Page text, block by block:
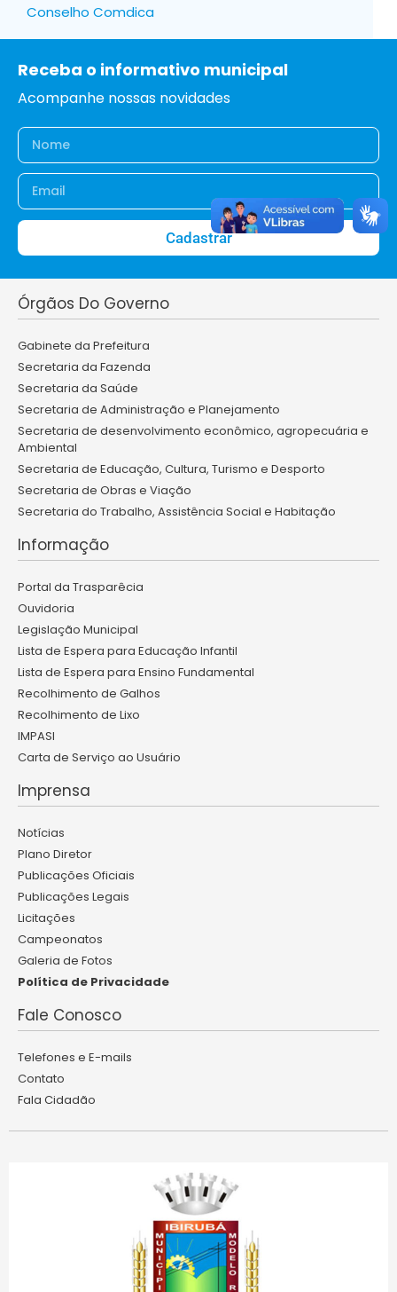
Conselho Comdica
Receba o informativo municipal
Acompanhe nossas novidades
Cadastrar
Órgãos Do Governo
Gabinete da Prefeitura
Secretaria da Fazenda
Secretaria da Saúde
Secretaria de Administração e Planejamento
Secretaria de desenvolvimento econômico, agropecuária e
Ambiental
Secretaria de Educação, Cultura, Turismo e Desporto
Secretaria de Obras e Viação
Secretaria do Trabalho, Assistência Social e Habitação
Informação
Portal da Trasparêcia
Ouvidoria
Legislação Municipal
Lista de Espera para Educação Infantil
Lista de Espera para Ensino Fundamental
Recolhimento de Galhos
Recolhimento de Lixo
IMPASI
Carta de Serviço ao Usuário
Imprensa
Notícias
Plano Diretor
Publicações Oficiais
Publicações Legais
Licitações
Campeonatos
Galeria de Fotos
Política de Privacidade
Fale Conosco
Telefones e E-mails
Contato
Fala Cidadão